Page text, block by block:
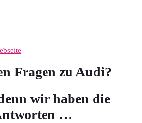
Fragen zu Audi?
wir haben die
…